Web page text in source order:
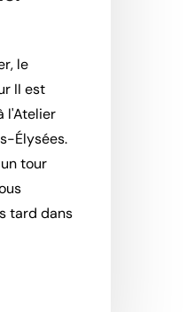
le
II est
l'Atelier
Élysées.
tour
tard dans